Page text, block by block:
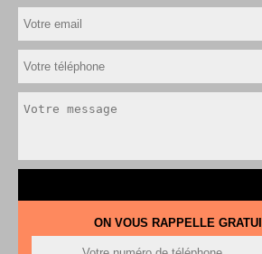
ON VOUS RAPPELLE